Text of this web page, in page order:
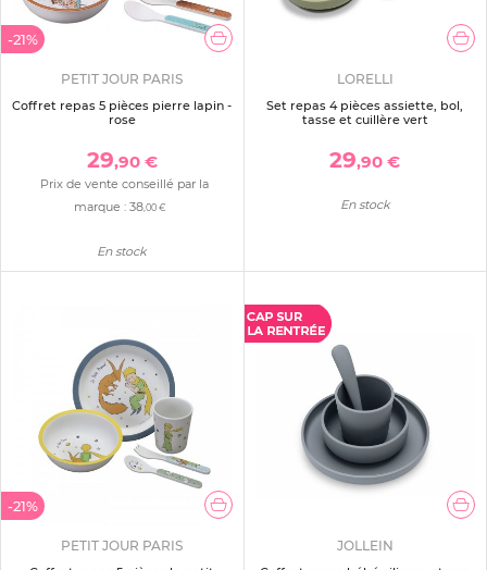
-21%
PETIT JOUR PARIS
Coffret repas 5 pièces pierre lapin -
rose
29,90 €
Prix de vente conseillé par la
marque : 38,00 €
En stock
LORELLI
Set repas 4 pièces assiette, bol,
tasse et cuillère vert
29,90 €
En stock
-21%
PETIT JOUR PARIS JOLLEIN